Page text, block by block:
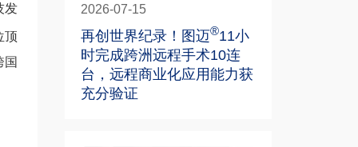
发
顶
国
2026-07-15
再创世界纪录！图迈®11小
时完成跨洲远程手术10连
台，远程商业化应用能力获
充分验证